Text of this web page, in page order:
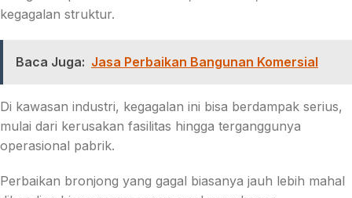
kegagalan struktur.
Baca Juga: Jasa Perbaikan Bangunan Komersial
Di kawasan industri, kegagalan ini bisa berdampak serius,
mulai dari kerusakan fasilitas hingga terganggunya
operasional pabrik.
Perbaikan bronjong yang gagal biasanya jauh lebih mahal